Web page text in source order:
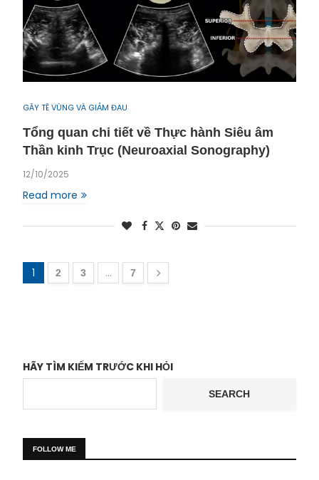
GÂY TÊ VÙNG VÀ GIẢM ĐAU
Tổng quan chi tiết về Thực hành Siêu âm
Thần kinh Trục (Neuroaxial Sonography)
12/10/2025
Read more
1 2 3 … 7
HÃY TÌM KIẾM TRƯỚC KHI HỎI
SEARCH
FOLLOW ME